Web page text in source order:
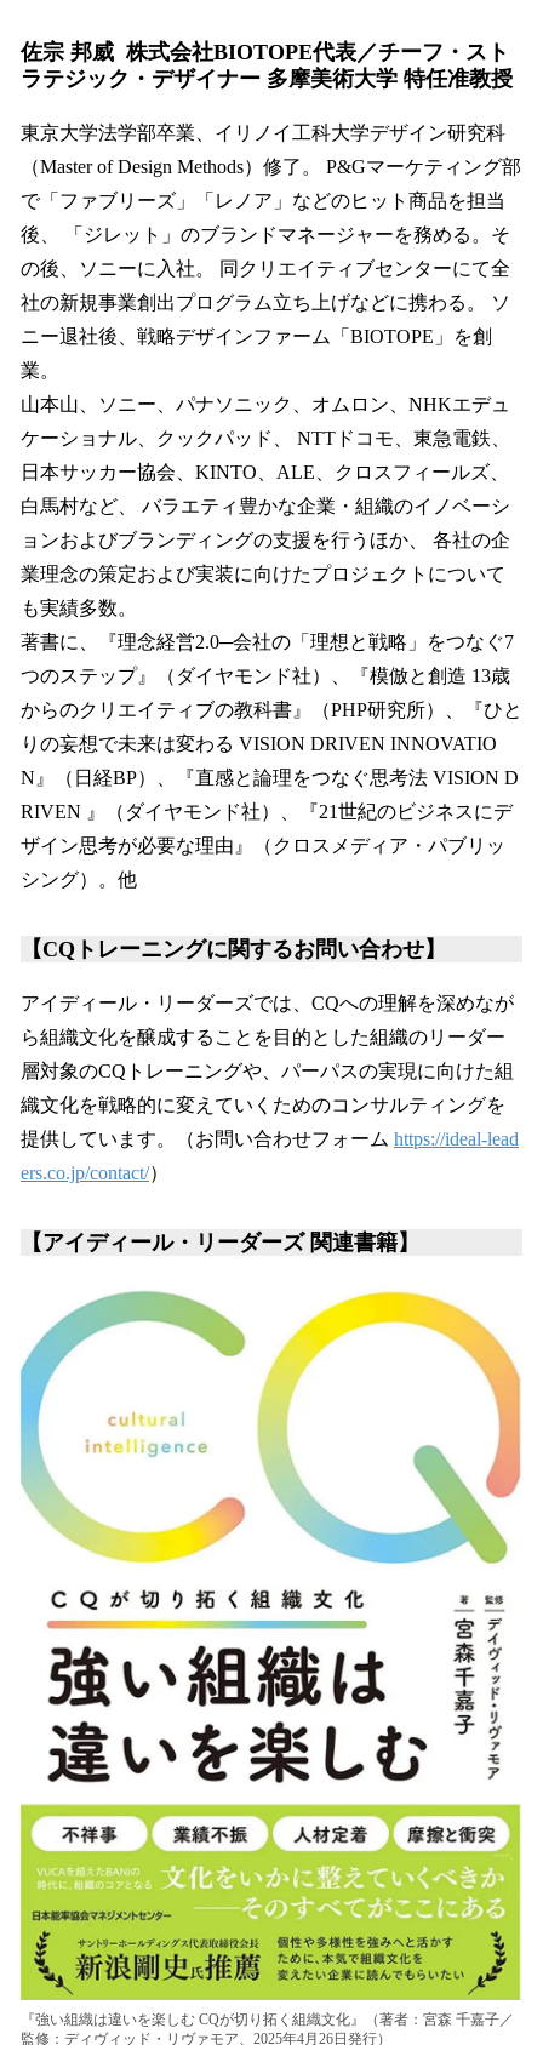
佐宗 邦威 株式会社BIOTOPE代表／チーフ・スト
ラテジック・デザイナー 多摩美術大学 特任准教授
東京大学法学部卒業、イリノイ工科大学デザイン研究科
（Master of Design Methods）修了。 P&Gマーケティング部
で「ファブリーズ」「レノア」などのヒット商品を担当
後、 「ジレット」のブランドマネージャーを務める。そ
の後、ソニーに入社。 同クリエイティブセンターにて全
社の新規事業創出プログラム立ち上げなどに携わる。 ソ
ニー退社後、戦略デザインファーム「BIOTOPE」を創
業。
山本山、ソニー、パナソニック、オムロン、NHKエデュ
ケーショナル、クックパッド、 NTTドコモ、東急電鉄、
日本サッカー協会、KINTO、ALE、クロスフィールズ、
白馬村など、 バラエティ豊かな企業・組織のイノベーシ
ョンおよびブランディングの支援を行うほか、 各社の企
業理念の策定および実装に向けたプロジェクトについて
も実績多数。
著書に、『理念経営2.0─会社の「理想と戦略」をつなぐ7
つのステップ』（ダイヤモンド社）、『模倣と創造 13歳
からのクリエイティブの教科書』（PHP研究所）、『ひと
りの妄想で未来は変わる VISION DRIVEN INNOVATIO
N』（日経BP）、『直感と論理をつなぐ思考法 VISION D
RIVEN 』（ダイヤモンド社）、『21世紀のビジネスにデ
ザイン思考が必要な理由』（クロスメディア・パブリッ
シング）。他
【CQトレーニングに関するお問い合わせ】
アイディール・リーダーズでは、CQへの理解を深めなが
ら組織文化を醸成することを目的とした組織のリーダー
層対象のCQトレーニングや、パーパスの実現に向けた組
織文化を戦略的に変えていくためのコンサルティングを
提供しています。（お問い合わせフォーム https://ideal-lead
ers.co.jp/contact/）
【アイディール・リーダーズ 関連書籍】
『強い組織は違いを楽しむ CQが切り拓く組織文化』（著者：宮森 千嘉子／
監修：ディヴィッド・リヴァモア、2025年4月26日発行）